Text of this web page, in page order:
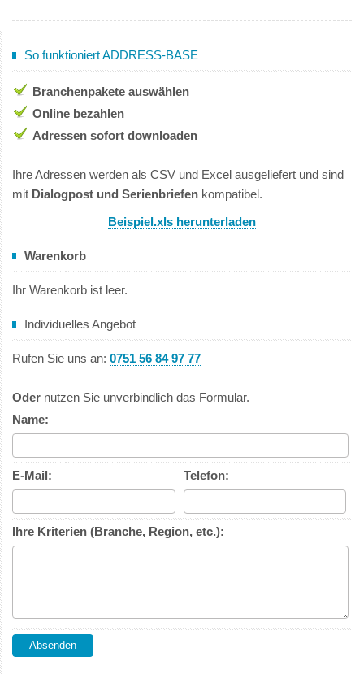
So funktioniert ADDRESS-BASE
Branchenpakete auswählen
Online bezahlen
Adressen sofort downloaden
Ihre Adressen werden als CSV und Excel ausgeliefert und sind
mit Dialogpost und Serienbriefen kompatibel.
Beispiel.xls herunterladen
Warenkorb
Ihr Warenkorb ist leer.
Individuelles Angebot
Rufen Sie uns an: 0751 56 84 97 77
Oder nutzen Sie unverbindlich das Formular.
Name:
E-Mail: Telefon:
Ihre Kriterien (Branche, Region, etc.):